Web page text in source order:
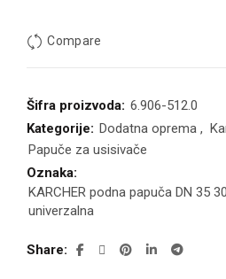
Compare
Šifra proizvoda: 6.906-512.0
Kategorije: Dodatna oprema ,
Papuče za usisivače
Oznaka:
KARCHER podna papuča DN 35
univerzalna
Share